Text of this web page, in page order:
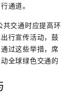
通道。
共交通时应提高环
行宣传活动，鼓
过这些举措，席
全球绿色交通的